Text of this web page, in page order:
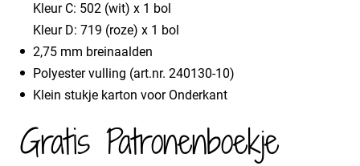
Kleur C: 502 (wit) x 1 bol
Kleur D: 719 (roze) x 1 bol
2,75 mm breinaalden
Polyester vulling (art.nr. 240130-10)
Klein stukje karton voor Onderkant
Gratis Patronenboekje